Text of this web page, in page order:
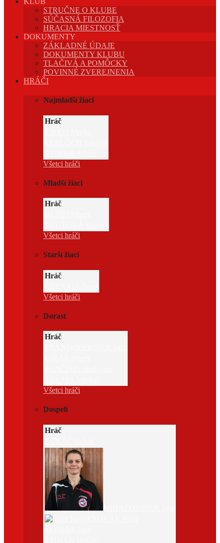
STRUČNE O KLUBE
SÚČASNÁ FILOZOFIA
HRACIA MIESTNOSŤ
DOKUMENTY
ZÁKLADNÉ ÚDAJE
DOKUMENTY KLUBU
TLAČIVÁ A POMÔCKY
POVINNÉ ZVEREJNENIA
HRÁČI
Najmladší žiaci
Hráč
Všetci hráči
Mladší žiaci
Hráč
Všetci hráči
Starší žiaci
Hráč
Všetci hráči
Dorast
Hráč
Všetci hráči
Dospelí
Hráč